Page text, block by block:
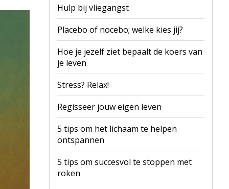
Hulp bij vliegangst
Placebo of nocebo; welke kies jij?
Hoe je jezelf ziet bepaalt de koers van
je leven
Stress? Relax!
Regisseer jouw eigen leven
5 tips om het lichaam te helpen
ontspannen
5 tips om succesvol te stoppen met
roken